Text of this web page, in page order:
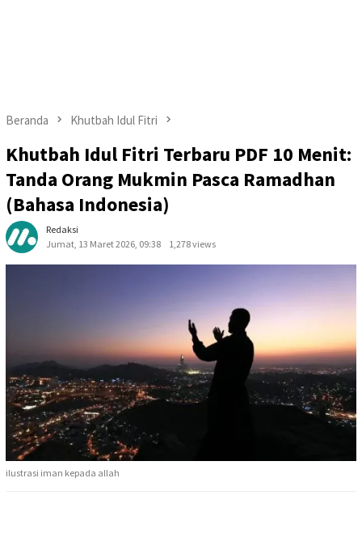
Beranda Khutbah Idul Fitri
Khutbah Idul Fitri Terbaru PDF 10 Menit:
Tanda Orang Mukmin Pasca Ramadhan
(Bahasa Indonesia)
Redaksi
Jumat, 13 Maret 2026, 09:38
1,278 views
ilustrasi iman kepada allah